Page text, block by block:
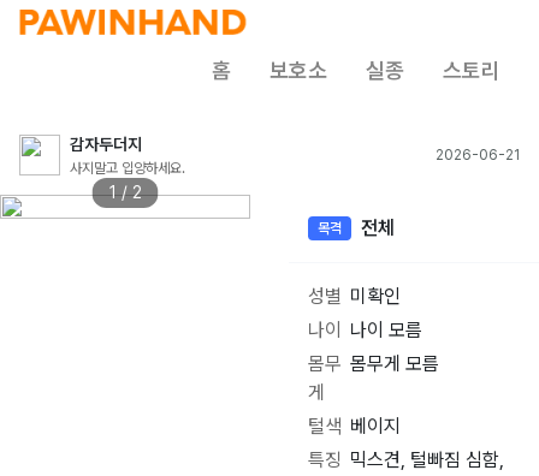
홈 보호소 실종 스토리
감자두더지
사지말고 입양하세요.
2026-06-21
1 / 2
목격 전체
성별 미확인
나이
나이 모름
몸무
게
몸무게 모름
털색 베이지
특징 믹스견, 털빠짐 심함,